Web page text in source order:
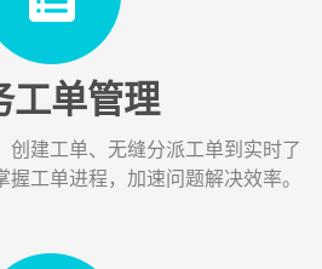
工单管理
创建工单、无缝分派工单到实时了
工单进程，加速问题解决效率。